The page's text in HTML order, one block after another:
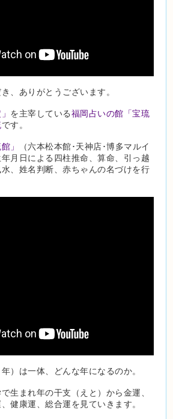
、ありがとうございます。
を主宰している福岡占いの館「宝琉
です。
」
（六本松本館･天神店･博多マルイ
月日による四柱推命、算命、引っ越
、姓名判断、赤ちゃんの名づけを行
）は一体、どんな年になるのか。
生まれ年の干支（えと）から金運、
健康運、総合運を見ていきます。